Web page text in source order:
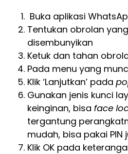
Buka aplikasi
Tentukan obrolan
disembunyikan
Ketuk dan tahan
Pada menu yang
Klik ‘Lanjutkan’ pada
Gunakan jenis kunci
keinginan, bisa face
tergantung
mudah, bisa pakai PIN
Klik OK pada